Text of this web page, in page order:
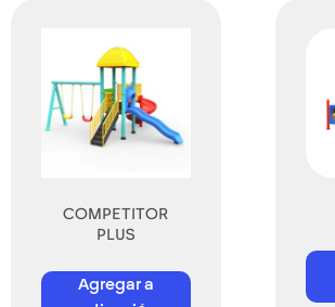
COMPETITOR
PLUS
Agregar a